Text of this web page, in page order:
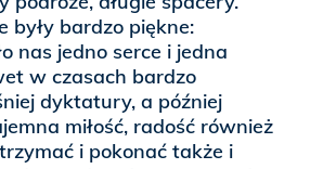
były bardzo piękne:
nas jedno serce i jedna
w czasach bardzo
dyktatury, a później
miłość, radość również
i pokonać także i